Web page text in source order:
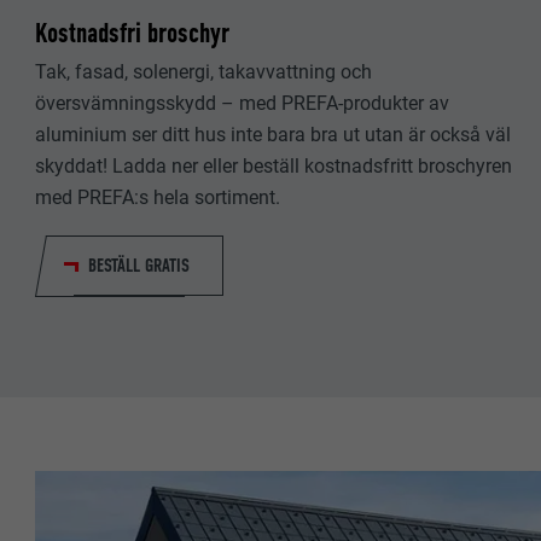
Kostnadsfri broschyr
Tak, fasad, solenergi, takavvattning och
översvämningsskydd – med PREFA-produkter av
aluminium ser ditt hus inte bara bra ut utan är också väl
skyddat! Ladda ner eller beställ kostnadsfritt broschyren
med PREFA:s hela sortiment.
BESTÄLL GRATIS
PROCEDUR
ÄNDAMÅL
PROCEDUR